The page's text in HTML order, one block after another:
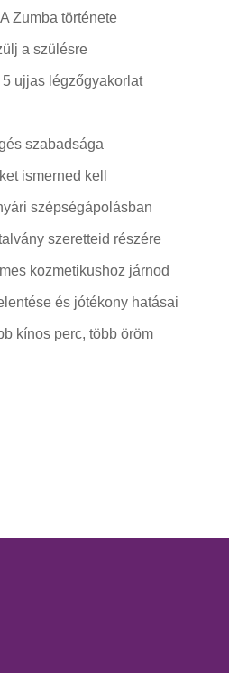
Zumba története
a szülésre
ujjas légzőgyakorlat
szabadsága
ismerned kell
szépségápolásban
szeretteid részére
kozmetikushoz járnod
és jótékony hatásai
kínos perc, több öröm